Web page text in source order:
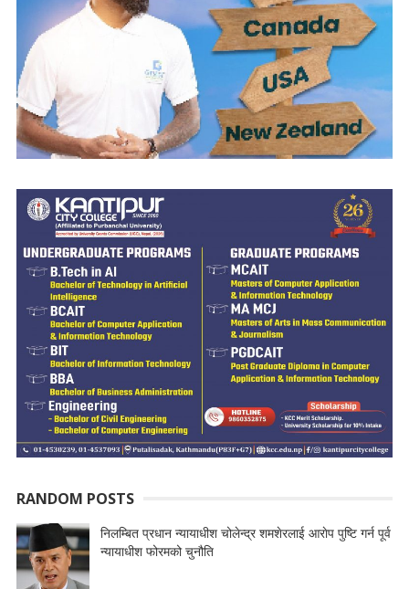
RANDOM POSTS
निलम्बित प्रधान न्यायाधीश चोलेन्द्र शमशेरलाई आराेप पुष्टि गर्न पूर्व
न्यायाधीश फोरमको चुनौति